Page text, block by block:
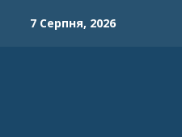
7 Серпня, 2026